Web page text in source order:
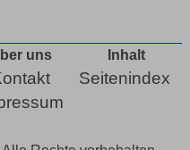
uns Inhalt
Seitenindex